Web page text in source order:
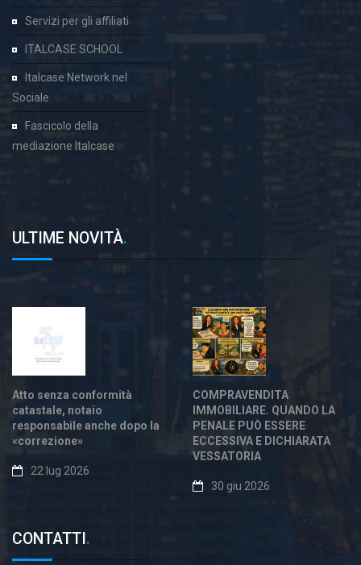
Servizi per gli affiliati
ITALCASE SCHOOL
Italcase Network nel
Sociale
Fascicolo della
mediazione Italcase
ULTIME NOVITÀ.
Atto senza conformità
catastale, notaio
responsabile anche dopo la
«correzione»
22 lug 2026
COMPRAVENDITA
IMMOBILIARE. QUANDO LA
PENALE PUÒ ESSERE
ECCESSIVA E DICHIARATA
VESSATORIA
30 giu 2026
CONTATTI .